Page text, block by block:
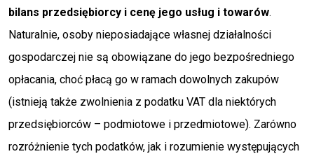
bilans przedsiębiorcy i cenę jego usług i towarów.
Naturalnie, osoby nieposiadające własnej działalności
gospodarczej nie są obowiązane do jego bezpośredniego
opłacania, choć płacą go w ramach dowolnych zakupów
(istnieją także zwolnienia z podatku VAT dla niektórych
przedsiębiorców – podmiotowe i przedmiotowe). Zarówno
rozróżnienie tych podatków, jak i rozumienie występujących